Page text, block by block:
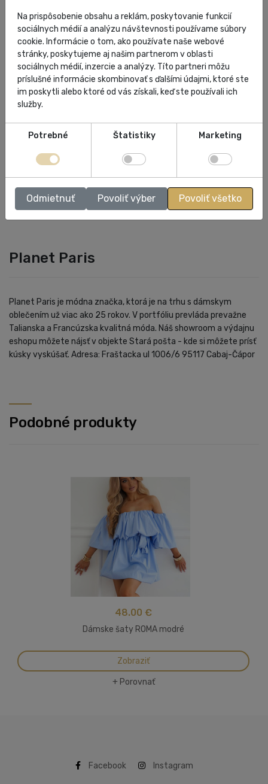
Zloženie: 90% Bavlna, 10% Polyester
Farba: biela
Krajina pôvodu: PL
Veľkosti: UNI
ŠPECIFIKÁCIA
HODNOTENIA
Planet Paris
Planet Paris je módna značka, ktorá je na trhu s dámskym
oblečením už viac ako 25 rokov. V portfóliu prevláda prevažne
Talianska a Francúzska kvalitná móda. Náš showroom a výdajnu
eshopu môžete nájsť v objekte Stará pošta - kde si môžete prísť
kúsky vyskúšať. Adresa: Fraštacka ul 1006/6 95117 Cabaj-Čápor
Podobné produkty
48.00 €
Dámske šaty ROMA modré
Zobraziť
+ Porovnať
Facebook Instagram
Na prispôsobenie obsahu a reklám, poskytovanie funkcií
sociálnych médií a analýzu návštevnosti používame súbory
cookie. Informácie o tom, ako používate naše webové
stránky, poskytujeme aj našim partnerom v oblasti
sociálnych médií, inzercie a analýzy. Títo partneri môžu
príslušné informácie skombinovať s ďalšími údajmi, ktoré ste
im poskytli alebo ktoré od vás získali, keď ste používali ich
služby.
Potrebné Štatistiky Marketing
Odmietnuť Povoliť výber Povoliť všetko